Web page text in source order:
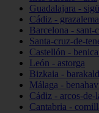
Guadalajara -
Cádiz - grazalema
Barcelona - sant-
Santa-cruz-de-
Castellón -
León - astorga
Bizkaia -
Málaga -
Cádiz - arcos-de-
Cantabria -